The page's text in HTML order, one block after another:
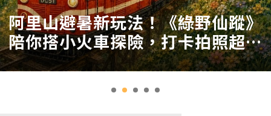
阿里山避暑新玩法！《綠野仙蹤》
陪你搭小火車探險，打卡拍照超療
癒